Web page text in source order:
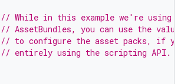
// While in this example we're using
// AssetBundles, you can use the value
// to configure the asset packs, if
// entirely using the scripting API.